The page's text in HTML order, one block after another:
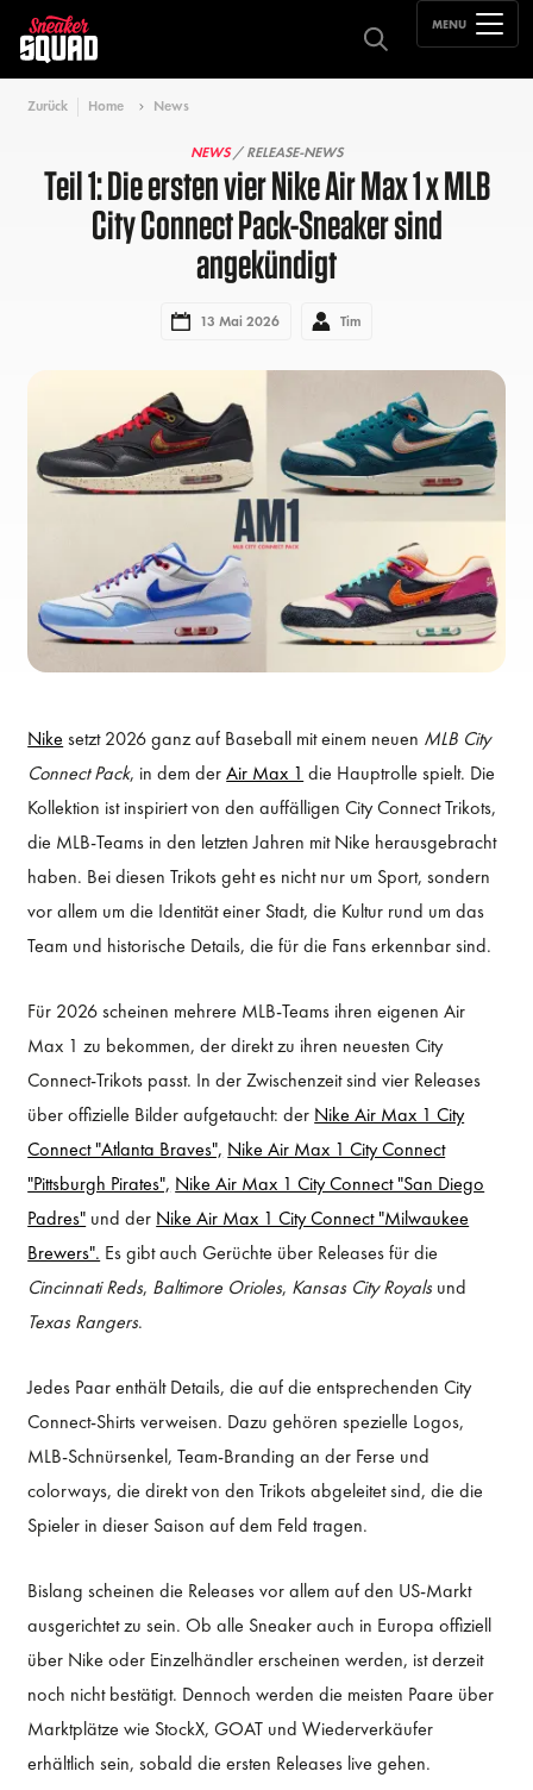
MENU
Zurück Home News
NEWS/ RELEASE-NEWS
Teil 1: Die ersten vier Nike Air Max 1 x MLB
City Connect Pack-Sneaker sind
angekündigt
13 Mai 2026 Tim
Nike setzt 2026 ganz auf Baseball mit einem neuen MLB City
Connect Pack, in dem derAir Max 1 die Hauptrolle spielt. Die
Kollektion ist inspiriert von den auffälligen City Connect Trikots,
die MLB-Teams in den letzten Jahren mit Nike herausgebracht
haben. Bei diesen Trikots geht es nicht nur um Sport, sondern
vor allem um die Identität einer Stadt, die Kultur rund um das
Team und historische Details, die für die Fans erkennbar sind.
Für 2026 scheinen mehrere MLB-Teams ihren eigenen Air
Max 1 zu bekommen, der direkt zu ihren neuesten City
Connect-Trikots passt. In der Zwischenzeit sind vier Releases
über offizielle Bilder aufgetaucht: der Nike Air Max 1 City
Connect "Atlanta Braves", Nike Air Max 1 City Connect
"Pittsburgh Pirates", Nike Air Max 1 City Connect "San Diego
Padres" und der Nike Air Max 1 City Connect "Milwaukee
Brewers". Es gibt auch Gerüchte über Releases für die
Cincinnati Reds, Baltimore Orioles, Kansas City Royals und
Texas Rangers.
Jedes Paar enthält Details, die auf die entsprechenden City
Connect-Shirts verweisen. Dazu gehören spezielle Logos,
MLB-Schnürsenkel, Team-Branding an der Ferse und
colorways, die direkt von den Trikots abgeleitet sind, die die
Spieler in dieser Saison auf dem Feld tragen.
Bislang scheinen die Releases vor allem auf den US-Markt
ausgerichtet zu sein. Ob alle Sneaker auch in Europa offiziell
über Nike oder Einzelhändler erscheinen werden, ist derzeit
noch nicht bestätigt. Dennoch werden die meisten Paare über
Marktplätze wie StockX, GOAT und Wiederverkäufer
erhältlich sein, sobald die ersten Releases live gehen.